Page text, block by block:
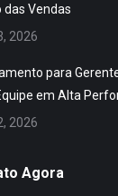
das Vendas
2026
para
em Alta
2026
Agora